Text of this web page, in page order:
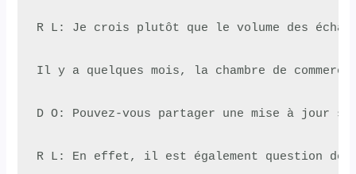
R L: Je crois plutôt que le volume des
Il y a quelques mois, la chambre de
D O: Pouvez-vous partager une mise à jour
R L: En effet, il est également question de